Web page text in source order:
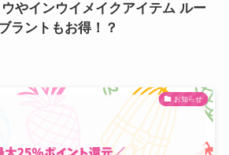
やインウイメイクアイテム ルー
ラントもお得！？
お知らせ